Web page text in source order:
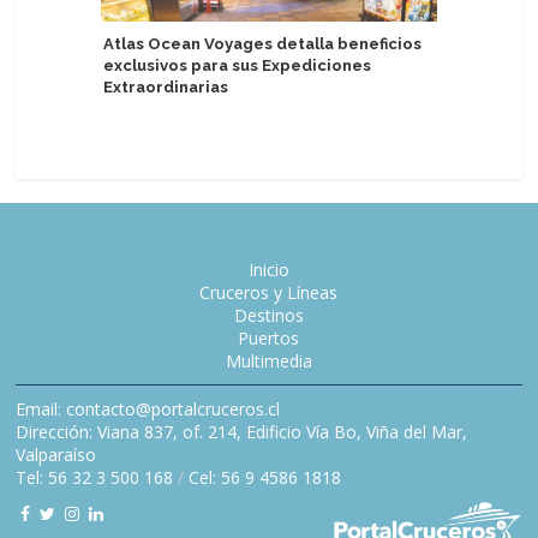
Atlas Ocean Voyages detalla beneficios
exclusivos para sus Expediciones
Extraordinarias
Inicio
Cruceros y Líneas
Destinos
Puertos
Multimedia
Email: contacto@portalcruceros.cl
Dirección: Viana 837, of. 214, Edificio Vía Bo, Viña del Mar,
Valparaíso
Tel: 56 32 3 500 168 / Cel: 56 9 4586 1818